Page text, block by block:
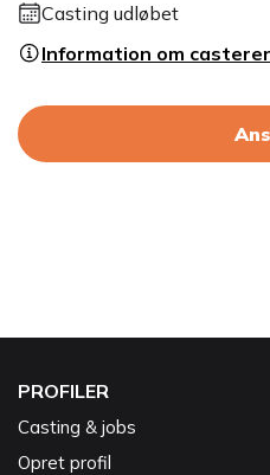
Casting udløbet
Information om
PROFILER
Casting & jobs
Opret profil